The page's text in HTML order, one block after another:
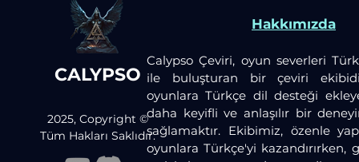
CALYPSO
2025, Copyright ©
Tüm Hakları Saklıdır.
Hakkımızda
Calypso Çeviri, oyun severleri
ile buluşturan bir çeviri
oyunlara Türkçe dil desteği
daha keyifli ve anlaşılır bir
sağlamaktır. Ekibimiz, özenle
oyunlara Türkçe'yi kazandırırken,